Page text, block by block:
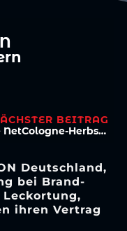
BEITRAG
Die NetCologne-Herbstferiencamps starten – jetzt letzte Plätze sichern!
Deutschland,
bei Brand-
Leckortung,
ihren Vertrag